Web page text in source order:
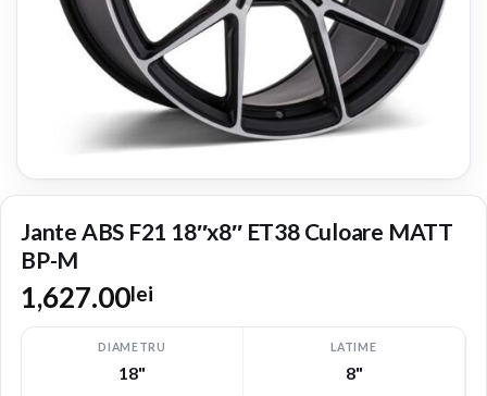
Jante ABS F21 18″x8″ ET38 Culoare MATT
BP-M
1,627.00lei
DIAMETRU
18"
LATIME
8"